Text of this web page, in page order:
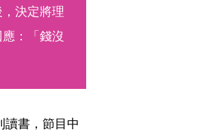
決定將理
：「錢沒
書，節目中